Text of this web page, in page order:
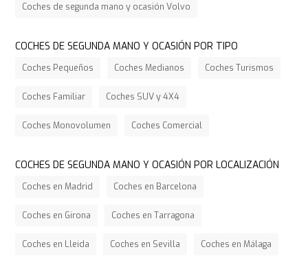
Coches de segunda mano y ocasión Volvo
COCHES DE SEGUNDA MANO Y OCASIÓN POR TIPO
Coches Pequeños Coches Medianos Coches Turismos
Coches Familiar Coches SUV y 4X4
Coches Monovolumen Coches Comercial
COCHES DE SEGUNDA MANO Y OCASIÓN POR LOCALIZACIÓN
Coches en Madrid Coches en Barcelona
Coches en Girona Coches en Tarragona
Coches en Lleida Coches en Sevilla Coches en Málaga